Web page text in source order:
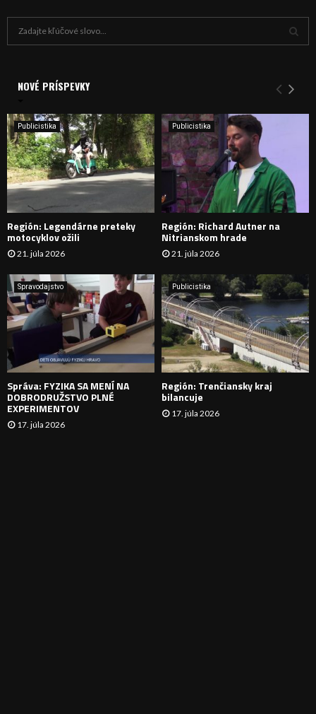
i
e
:
Y
H
D
A
N
I
E
NOVÉ PRÍSPEVKY
Publicistika
Región: Legendárne preteky
motocyklov ožili
21. júla 2026
Publicistika
Región: Richard Autner na
Nitrianskom hrade
21. júla 2026
Spravodajstvo
Správa: FYZIKA SA MENÍ NA
DOBRODRUŽSTVO PLNÉ
EXPERIMENTOV
17. júla 2026
Publicistika
Región: Trenčiansky kraj
bilancuje
17. júla 2026